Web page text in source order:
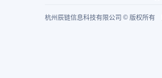
杭州辰链信息科技有限公司 © 版权所有